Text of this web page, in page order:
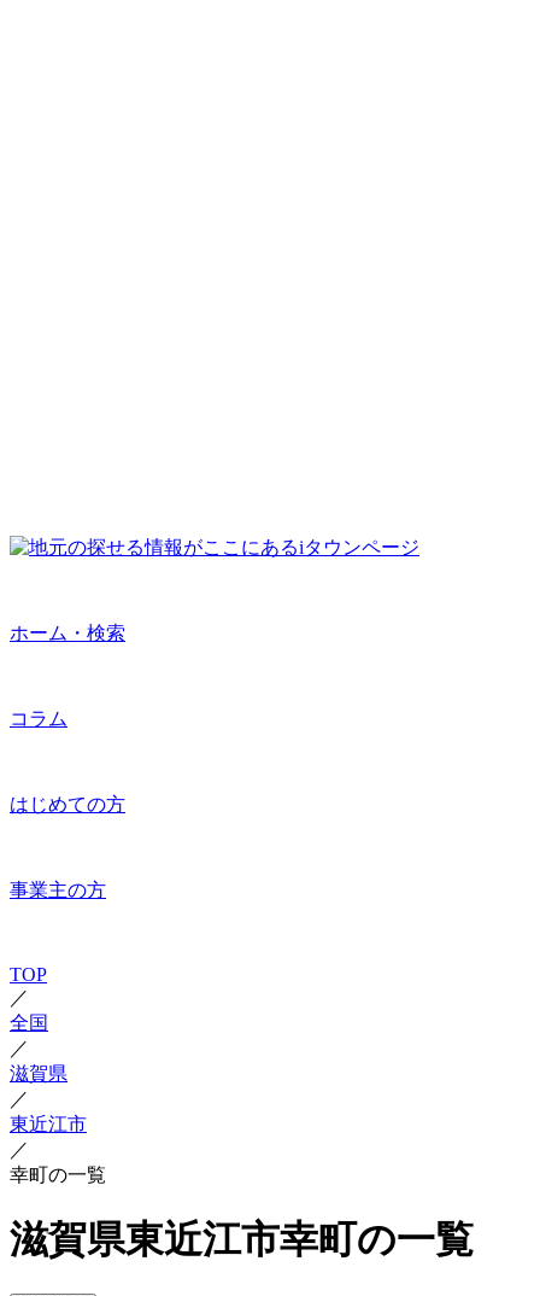
ホーム・検索
コラム
はじめての方
事業主の方
TOP
／
全国
／
滋賀県
／
東近江市
／
幸町の一覧
滋賀県東近江市幸町の一覧